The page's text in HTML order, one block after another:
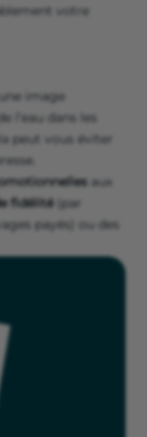
votre
image
l’eau dans les
peut vous éviter
aux
fidélité (par
payés) ou des